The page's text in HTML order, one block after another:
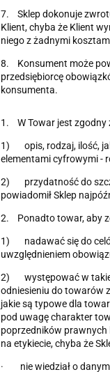
7. Sklep dokonuje
Klient, chyba że Klient
niego z żadnymi
8. Konsument może
przedsiębiorcę
konsumenta.
1. W Towar jest zgodny
1) opis, rodzaj, ilość,
elementami cyfrowymi -
2) przydatność do
powiadomił Sklep
2. Ponadto towar, aby
1) nadawać się do
uwzględnieniem
2) występować w takiej
odniesieniu do towarów
jakie są typowe dla
pod uwagę charakter
poprzedników prawnych
na etykiecie, chyba że
· nie wiedział o danym